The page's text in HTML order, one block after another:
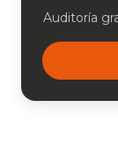
Auditoría